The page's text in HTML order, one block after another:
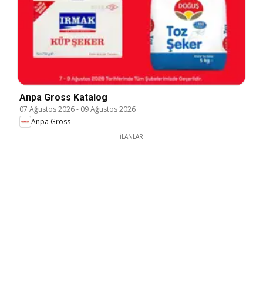
Anpa Gross Katalog
07 Ağustos 2026- 09 Ağustos 2026
Anpa Gross
İLANLAR